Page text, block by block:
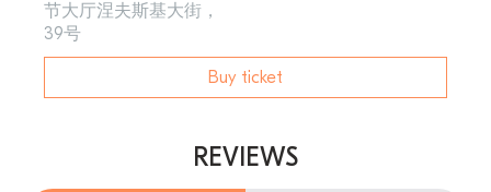
节大厅涅夫斯基大街，
39号
Buy ticket
REVIEWS